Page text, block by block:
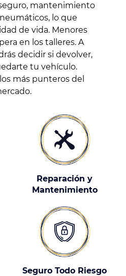
mantenimiento
lo que
de vida. Menores
en los talleres. A
decidir si devolver,
tu vehículo.
más punteros del
Reparación y
Mantenimiento
Seguro Todo Riesgo